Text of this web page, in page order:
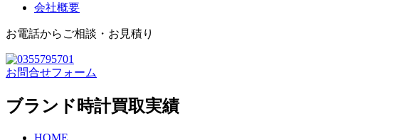
会社概要
お電話からご相談・お見積り
お問合せフォーム
ブランド時計買取実績
HOME